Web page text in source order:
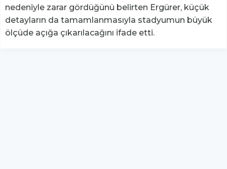
nedeniyle zarar gördüğünü belirten Ergürer, küçük
detayların da tamamlanmasıyla stadyumun büyük
ölçüde açığa çıkarılacağını ifade etti.